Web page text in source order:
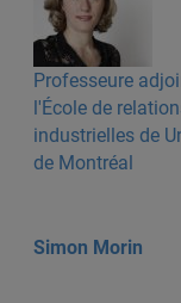
Professeure
l'École de
industrielles de
de Montréal
Simon Morin